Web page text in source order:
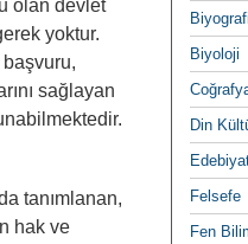
olan devlet
yoktur.
sağlayan
tanımlanan,
hak ve
Biyoloji
Din
Felsefe
Fen